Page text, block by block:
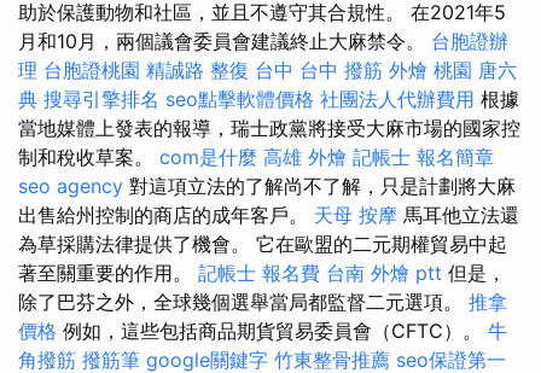
助於保護動物和社區，並且不遵守其合規性。 在2021年5
月和10月，兩個議會委員會建議終止大麻禁令。 台胞證辦
理 台胞證桃園 精誠路 整復 台中 台中 撥筋 外燴 桃園 唐六
典 搜尋引擎排名 seo點擊軟體價格 社團法人代辦費用 根據
當地媒體上發表的報導，瑞士政黨將接受大麻市場的國家控
制和稅收草案。 com是什麼 高雄 外燴 記帳士 報名簡章
seo agency 對這項立法的了解尚不了解，只是計劃將大麻
出售給州控制的商店的成年客戶。 天母 按摩 馬耳他立法還
為草採購法律提供了機會。 它在歐盟的二元期權貿易中起
著至關重要的作用。 記帳士 報名費 台南 外燴 ptt 但是，
除了巴芬之外，全球幾個選舉當局都監督二元選項。 推拿
價格 例如，這些包括商品期貨貿易委員會（CFTC）。 牛
角撥筋 撥筋筆 google關鍵字 竹東整骨推薦 seo保證第一